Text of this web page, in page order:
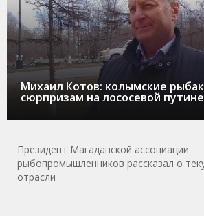
Михаил Котов: колымские
сюрпризам на лососевой путине
Президент Магаданской ассоциации
рыбопромышленников рассказал о
отрасли